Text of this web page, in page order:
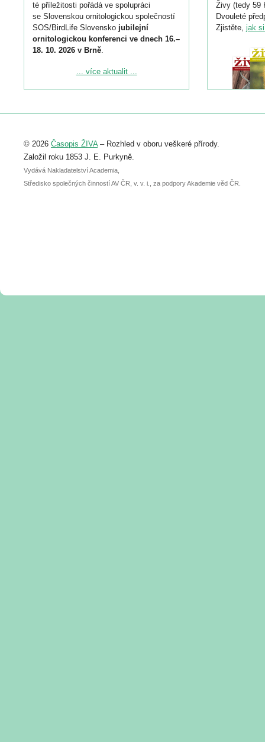
té příležitosti pořádá ve spolupráci
se Slovenskou ornitologickou společností
SOS/BirdLife Slovensko jubilejní
ornitologickou konferenci ve dnech 16.–
18. 10. 2026 v Brně.
Podrobnější informace ke konferenci
Registrovat se můžete do 6. září.
abstraktu přihlášené přednášky nebo
posteru je už 30. června.
... více aktualit ...
Živy (tedy 59
Dvouleté
Zjistěte, jak
© 2026 Časopis ŽIVA– Rozhled v oboru veškeré přírody.
Založil roku 1853 J. E. Purkyně.
Vydává Nakladatelství Academia,
Středisko společných činností AV ČR, v. v. i., za podpory Akademie věd ČR.